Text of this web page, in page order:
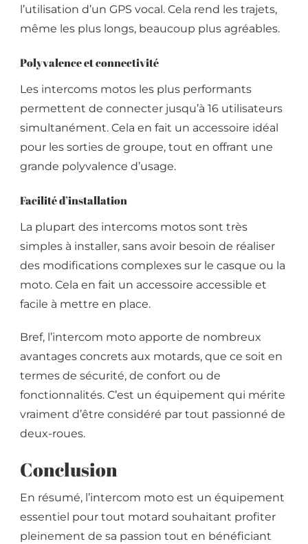
l’utilisation d’un GPS vocal. Cela rend les trajets,
même les plus longs, beaucoup plus agréables.
Polyvalence et connectivité
Les intercoms motos les plus performants
permettent de connecter jusqu’à 16 utilisateurs
simultanément. Cela en fait un accessoire idéal
pour les sorties de groupe, tout en offrant une
grande polyvalence d’usage.
Facilité d’installation
La plupart des intercoms motos sont très
simples à installer, sans avoir besoin de réaliser
des modifications complexes sur le casque ou la
moto. Cela en fait un accessoire accessible et
facile à mettre en place.
Bref, l’intercom moto apporte de nombreux
avantages concrets aux motards, que ce soit en
termes de sécurité, de confort ou de
fonctionnalités. C’est un équipement qui mérite
vraiment d’être considéré par tout passionné de
deux-roues.
Conclusion
En résumé, l’intercom moto est un équipement
essentiel pour tout motard souhaitant profiter
pleinement de sa passion tout en bénéficiant